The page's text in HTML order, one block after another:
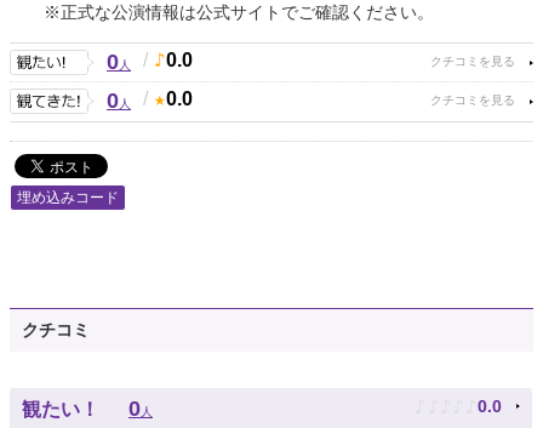
※正式な公演情報は公式サイトでご確認ください。
0人 / 0.0
0人 / 0.0
埋め込みコード
クチコミ
観たい！ 0人 ♪ ♪ ♪ ♪ ♪ 0.0